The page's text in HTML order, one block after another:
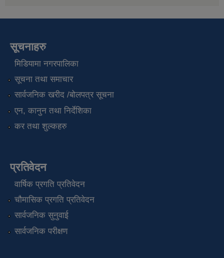
सूचनाहरु
मिडियामा नगरपालिका
सूचना तथा समाचार
सार्वजनिक खरीद /बोलपत्र सूचना
एन, कानुन तथा निर्देशिका
कर तथा शुल्कहरु
प्रतिवेदन
वार्षिक प्रगति प्रतिवेदन
चौमासिक प्रगति प्रतिवेदन
सार्वजनिक सुनुवाई
सार्वजनिक परीक्षण